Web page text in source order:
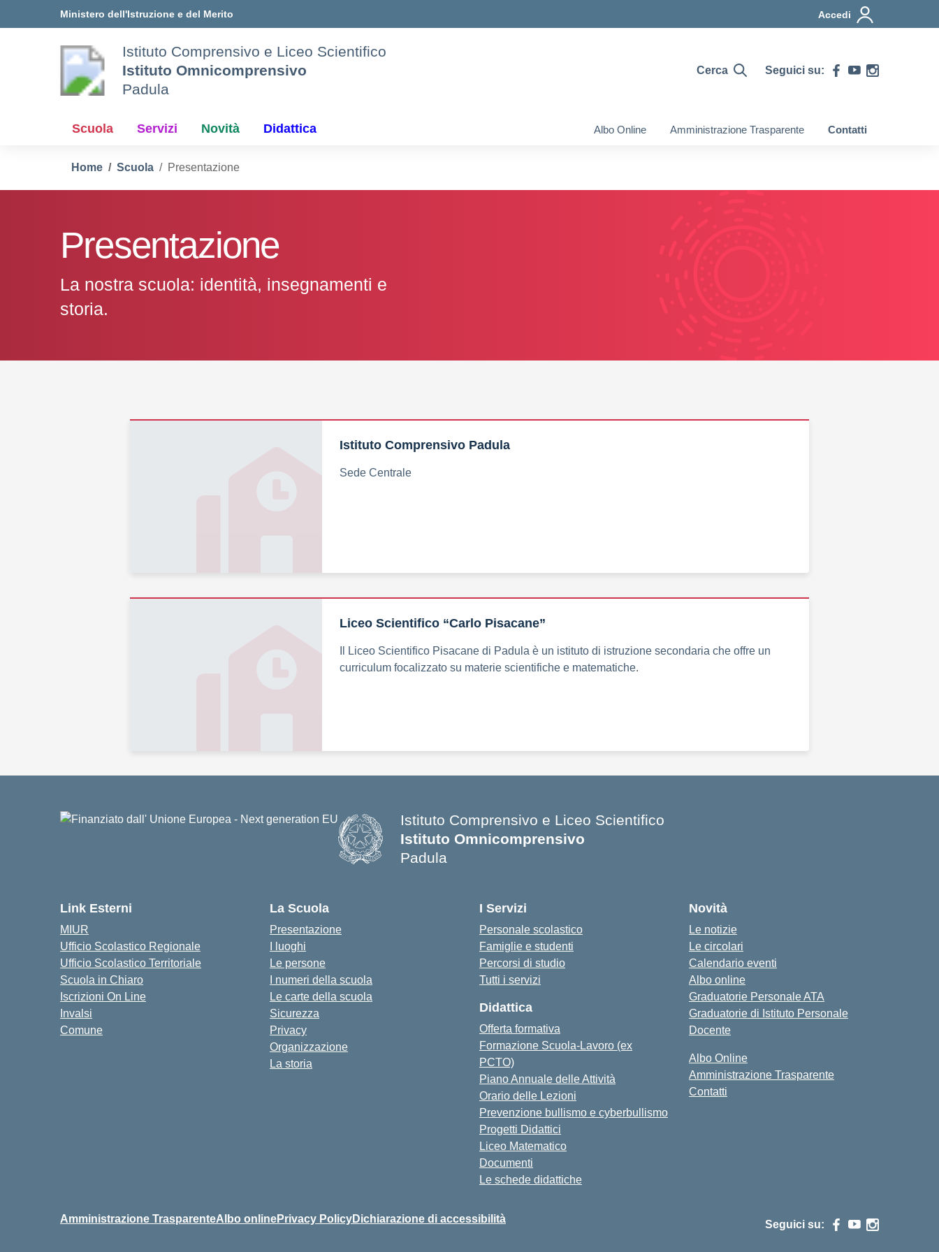
Ministero dell'Istruzione e del Merito Accedi
Istituto Comprensivo e Liceo Scientifico
Istituto Omnicomprensivo
Padula
Cerca Seguici su:
Scuola Servizi Novità Didattica Albo Online Amministrazione Trasparente Contatti
Home Scuola Presentazione
Presentazione
La nostra scuola: identità, insegnamenti e
storia.
Istituto Comprensivo Padula
Sede Centrale
Liceo Scientifico “Carlo Pisacane”
Il Liceo Scientifico Pisacane di Padula è un istituto di istruzione secondaria che offre un
curriculum focalizzato su materie scientifiche e matematiche.
Istituto Comprensivo e Liceo Scientifico
Istituto Omnicomprensivo
Padula
Link Esterni
MIUR
Ufficio Scolastico Regionale
Ufficio Scolastico Territoriale
Scuola in Chiaro
Iscrizioni On Line
Invalsi
Comune
La Scuola
Presentazione
I luoghi
Le persone
I numeri della scuola
Le carte della scuola
Sicurezza
Privacy
Organizzazione
La storia
I Servizi
Personale scolastico
Famiglie e studenti
Percorsi di studio
Tutti i servizi
Didattica
Offerta formativa
Formazione Scuola-Lavoro (ex
PCTO)
Piano Annuale delle Attività
Orario delle Lezioni
Prevenzione bullismo e cyberbullismo
Progetti Didattici
Liceo Matematico
Documenti
Le schede didattiche
Novità
Le notizie
Le circolari
Calendario eventi
Albo online
Graduatorie Personale ATA
Graduatorie di Istituto Personale
Docente
Albo Online
Amministrazione Trasparente
Contatti
Amministrazione TrasparenteAlbo onlinePrivacy PolicyDichiarazione di accessibilità Seguici su: